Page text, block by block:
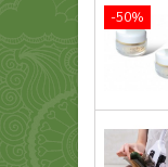
-50%